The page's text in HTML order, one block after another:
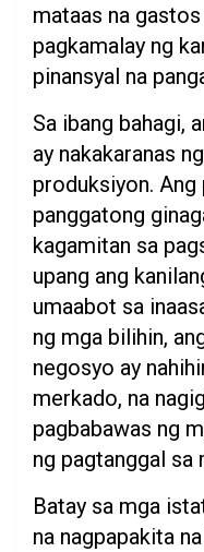
mataas na
pagkamalay ng
pinansyal na
Sa ibang bahagi,
ay nakakaranas
produksiyon. Ang
panggatong
kagamitan sa
upang ang
umaabot sa
ng mga bilihin,
negosyo ay
merkado, na
pagbabawas ng
ng pagtanggal sa
Batay sa mga
na nagpapakita